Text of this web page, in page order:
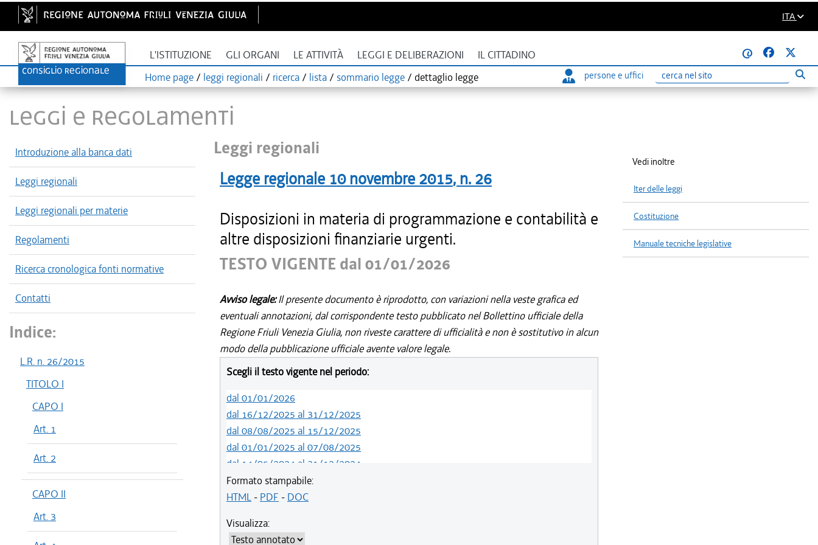
ITA
L'ISTITUZIONE GLI ORGANI LE ATTIVITÀ LEGGI E DELIBERAZIONI IL CITTADINO
@
Home page / leggi regionali / ricerca / lista / sommario legge / dettaglio legge persone e uffici
Ricerca
LEGGI E REGOLAMENTI
Introduzione alla banca dati
Leggi regionali
Leggi regionali per materie
Regolamenti
Ricerca cronologica fonti normative
Contatti
Indice:
L.R. n. 26/2015
TITOLO I
CAPO I
Art. 1
Art. 2
CAPO II
Art. 3
Leggi regionali
Legge regionale 10 novembre 2015, n. 26
Disposizioni in materia di programmazione e contabilità e
altre disposizioni finanziarie urgenti.
TESTO VIGENTE dal 01/01/2026
Avviso legale:Il presente documento è riprodotto, con variazioni nella veste grafica ed
eventuali annotazioni, dal corrispondente testo pubblicato nel Bollettino ufficiale della
Regione Friuli Venezia Giulia, non riveste carattere di ufficialità e non è sostitutivo in alcun
modo della pubblicazione ufficiale avente valore legale.
Scegli il testo vigente nel periodo:
dal 01/01/2026
dal 16/12/2025 al 31/12/2025
dal 08/08/2025 al 15/12/2025
dal 01/01/2025 al 07/08/2025
dal 14/05/2024 al 31/12/2024
dal 01/01/2024 al 13/05/2024
dal 01/01/2020 al 31/12/2023
dal 10/08/2019 al 18/12/2019
Formato stampabile:
HTML- PDF - DOC
Visualizza:
Vedi inoltre
Iter delle leggi
Costituzione
Manuale tecniche legislative